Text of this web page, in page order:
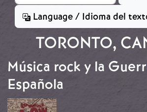
Language / Idioma del
TORONTO,
Música rock y la
Española
Image